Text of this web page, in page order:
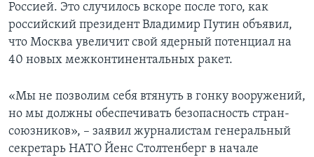
Россией. Это случилось вскоре после того, как
российский президент Владимир Путин объявил,
что Москва увеличит свой ядерный потенциал на
40 новых межконтинентальных ракет.
«Мы не позволим себя втянуть в гонку вооружений,
но мы должны обеспечивать безопасность стран-
союзников», – заявил журналистам генеральный
секретарь НАТО Йенс Столтенберг в начале